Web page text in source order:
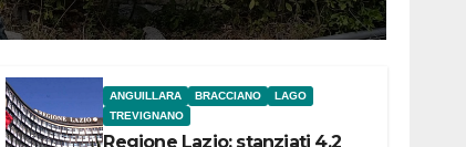
ANGUILLARA BRACCIANO
LAGO
TREVIGNANO
Regione Lazio: stanziati 4,2